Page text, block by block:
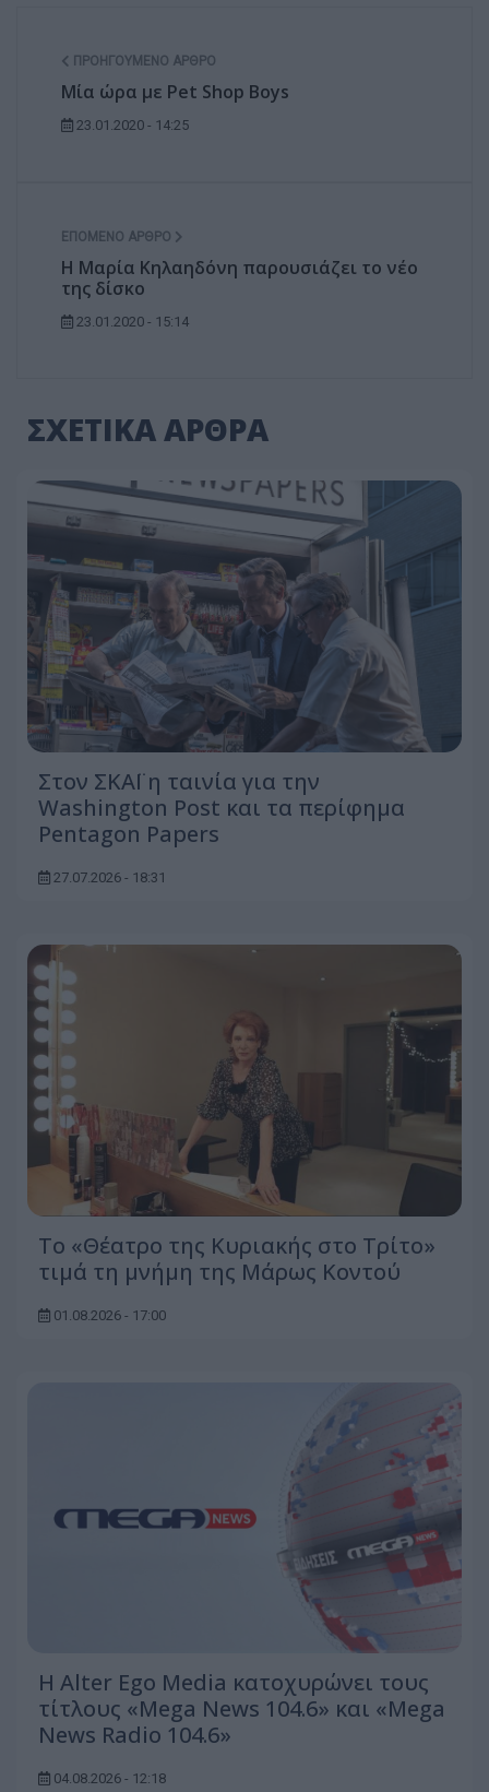
ΠΡΟΗΓΟΎΜΕΝΟ ΆΡΘΡΟ
Μία ώρα με Pet Shop Boys
23.01.2020 - 14:25
ΕΠΌΜΕΝΟ ΆΡΘΡΟ
Η Μαρία Κηλαηδόνη παρουσιάζει το νέο
της δίσκο
23.01.2020 - 15:14
ΣΧΕΤΙΚΑ ΑΡΘΡΑ
Στον ΣΚΑΪ η ταινία για την
Washington Post και τα περίφημα
Pentagon Papers
27.07.2026 - 18:31
Το «Θέατρο της Κυριακής στο Τρίτο»
τιμά τη μνήμη της Μάρως Κοντού
01.08.2026 - 17:00
Η Alter Ego Media κατοχυρώνει τους
τίτλους «Mega News 104.6» και «Mega
News Radio 104.6»
04.08.2026 - 12:18